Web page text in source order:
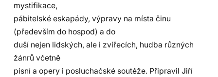
mystifikace,
pábitelské eskapády, výpravy na místa činu
(především do hospod) a do
duší nejen lidských, ale i zvířecích, hudba různých
žánrů včetně
písní a opery i posluchačské soutěže. Připravil Jiří